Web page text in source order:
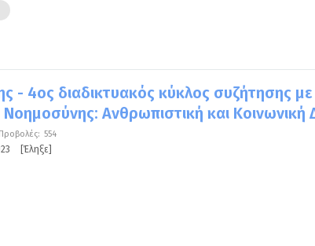
- 4ος διαδικτυακός κύκλος συζήτησης
Νοημοσύνης: Ανθρωπιστική και Κοινωνική
Προβολές: 554
[Έληξε]